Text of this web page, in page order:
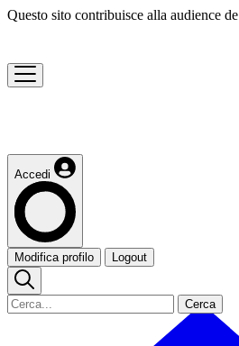
Questo sito contribuisce alla audience de
Accedi
Modifica profilo Logout
Cerca